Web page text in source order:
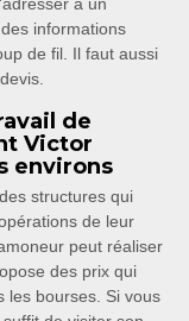
à un
informations
de fil. Il faut aussi
de
Victor
environs
structures qui
de leur
peut réaliser
des prix qui
les bourses. Si vous